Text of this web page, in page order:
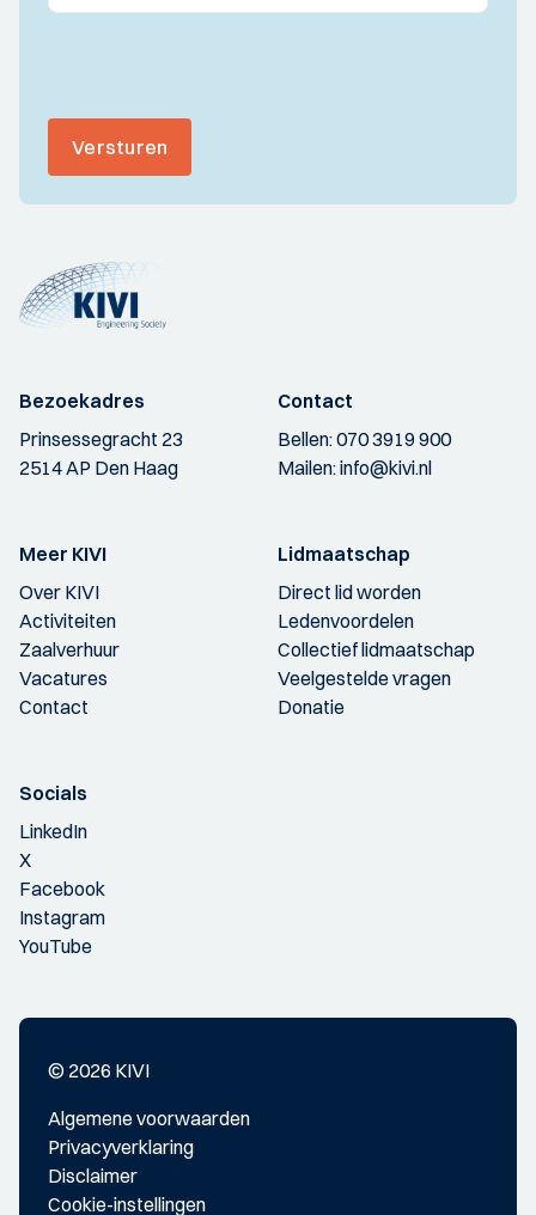
Versturen
Bezoekadres
Prinsessegracht 23
2514 AP Den Haag
Contact
Bellen:070 3919 900
Mailen:info@kivi.nl
Meer KIVI
Over KIVI
Activiteiten
Zaalverhuur
Vacatures
Contact
Lidmaatschap
Direct lid worden
Ledenvoordelen
Collectief lidmaatschap
Veelgestelde vragen
Donatie
Socials
LinkedIn
X
Facebook
Instagram
YouTube
© 2026 KIVI
Algemene voorwaarden
Privacyverklaring
Disclaimer
Cookie-instellingen